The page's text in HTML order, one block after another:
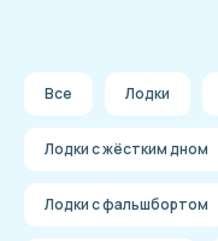
Все Лодки
Лодки с жёстким дном
Лодки с фальшбортом